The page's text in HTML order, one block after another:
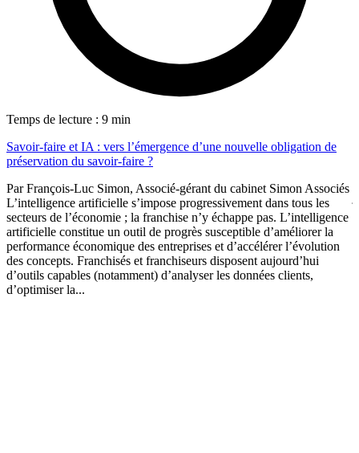
Temps de lecture : 9 min
Savoir-faire et IA : vers l’émergence d’une nouvelle obligation de
préservation du savoir-faire ?
Par François-Luc Simon, Associé-gérant du cabinet Simon Associés
L’intelligence artificielle s’impose progressivement dans tous les
secteurs de l’économie ; la franchise n’y échappe pas. L’intelligence
artificielle constitue un outil de progrès susceptible d’améliorer la
performance économique des entreprises et d’accélérer l’évolution
des concepts. Franchisés et franchiseurs disposent aujourd’hui
d’outils capables (notamment) d’analyser les données clients,
d’optimiser la...